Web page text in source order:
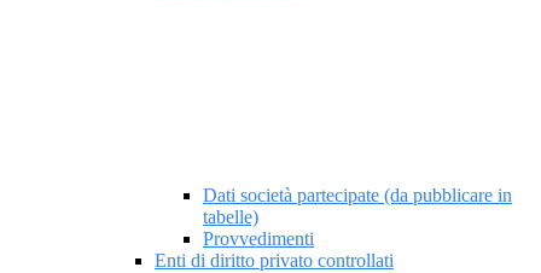
Dati società partecipate (da pubblicare in
tabelle)
Provvedimenti
Enti di diritto privato controllati